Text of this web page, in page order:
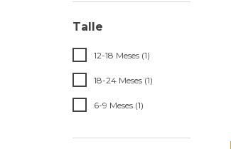
Talle
12-18 Meses (1)
18-24 Meses (1)
6-9 Meses (1)